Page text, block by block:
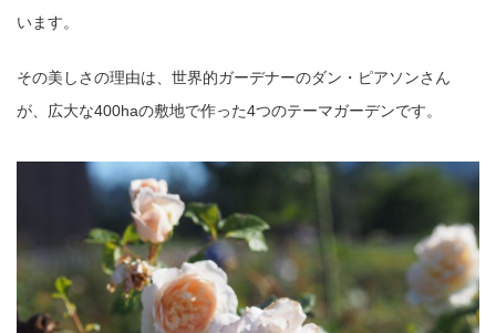
います。
その美しさの理由は、世界的ガーデナーのダン・ピアソンさん
が、広大な400haの敷地で作った4つのテーマガーデンです。